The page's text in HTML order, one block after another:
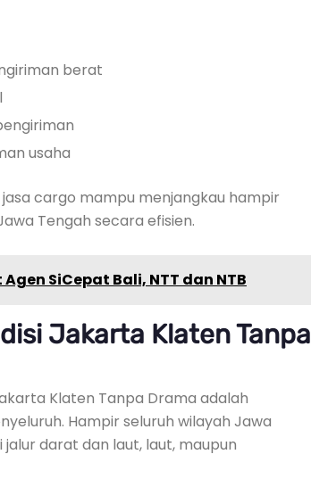
berat
usaha
cargo mampu menjangkau hampir
Tengah secara efisien.
SiCepat Bali, NTT dan NTB
Jakarta Klaten Tanpa
Klaten Tanpa Drama adalah
Hampir seluruh wilayah Jawa
darat dan laut, laut, maupun